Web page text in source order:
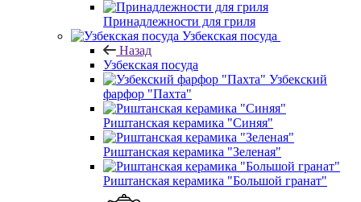
Принадлежности для гриля
Узбекская посуда
Назад
Узбекская посуда
Узбекский
фарфор "Пахта"
Риштанская керамика "Синяя"
Риштанская керамика "Зеленая"
Риштанская керамика "Большой гранат"